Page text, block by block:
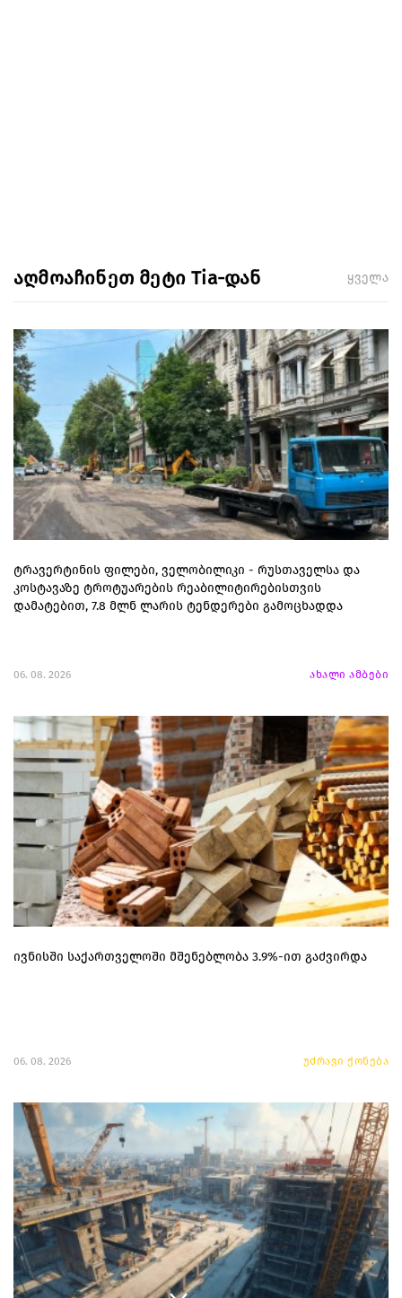
აღმოაჩინეთ მეტი Tia-დან ყველა
ტრავერტინის ფილები, ველობილიკი - რუსთაველსა და
კოსტავაზე ტროტუარების რეაბილიტირებისთვის
დამატებით, 7.8 მლნ ლარის ტენდერები გამოცხადდა
06. 08. 2026 ახალი ამბები
ივნისში საქართველოში მშენებლობა 3.9%-ით გაძვირდა
06. 08. 2026 უძრავი ქონება